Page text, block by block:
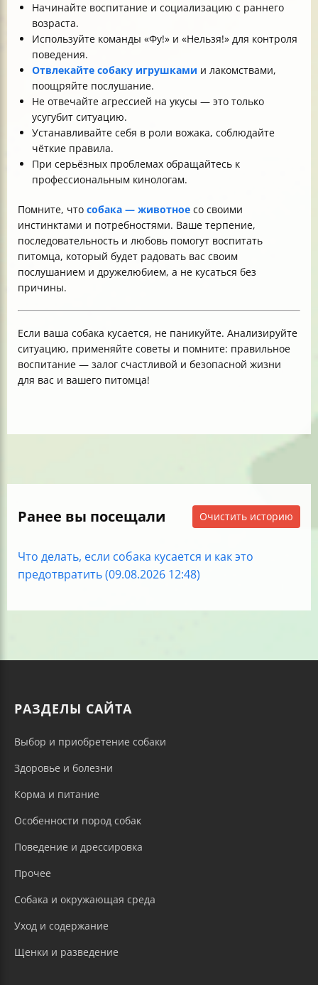
Начинайте воспитание и социализацию с раннего
возраста.
Используйте команды «Фу!» и «Нельзя!» для контроля
поведения.
Отвлекайте собаку игрушками и лакомствами,
поощряйте послушание.
Не отвечайте агрессией на укусы — это только
усугубит ситуацию.
Устанавливайте себя в роли вожака, соблюдайте
чёткие правила.
При серьёзных проблемах обращайтесь к
профессиональным кинологам.
Помните, что собака — животное со своими
инстинктами и потребностями. Ваше терпение,
последовательность и любовь помогут воспитать
питомца, который будет радовать вас своим
послушанием и дружелюбием, а не кусаться без
причины.
Если ваша собака кусается, не паникуйте. Анализируйте
ситуацию, применяйте советы и помните: правильное
воспитание — залог счастливой и безопасной жизни
для вас и вашего питомца!
Ранее вы посещали Очистить историю
Что делать, если собака кусается и как это
предотвратить (09.08.2026 12:48)
РАЗДЕЛЫ САЙТА
Выбор и приобретение собаки
Здоровье и болезни
Корма и питание
Особенности пород собак
Поведение и дрессировка
Прочее
Собака и окружающая среда
Уход и содержание
Щенки и разведение